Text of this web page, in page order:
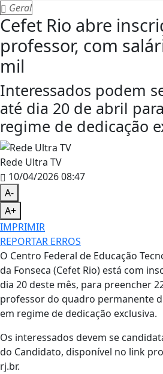
Geral
Cefet Rio abre
professor, com
mil
Interessados podem
até dia 20 de abril
regime de dedicação
Rede Ultra TV
10/04/2026 08:47
A-
A+
IMPRIMIR
REPORTAR ERROS
O Centro Federal de Educação
da Fonseca (Cefet Rio) está com
dia 20 deste mês, para preencher
professor do quadro permanente
em regime de dedicação exclusiva.
Os interessados devem se
do Candidato, disponível no link
rj.br.